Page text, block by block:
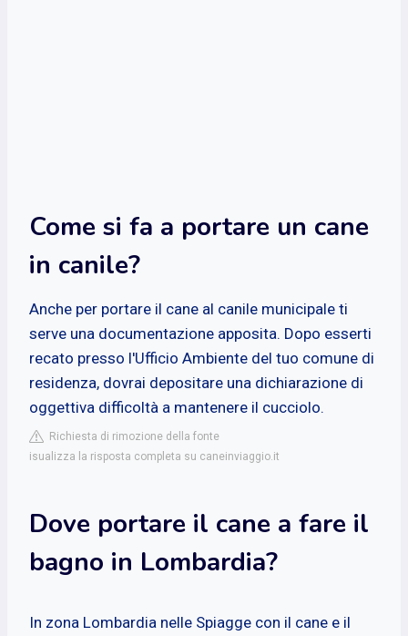
Come si fa a portare un cane
in canile?
Anche per portare il cane al canile municipale ti
serve una documentazione apposita. Dopo esserti
recato presso l'Ufficio Ambiente del tuo comune di
residenza, dovrai depositare una dichiarazione di
oggettiva difficoltà a mantenere il cucciolo.
Richiesta di rimozione della fonte
isualizza la risposta completa su caneinviaggio.it
Dove portare il cane a fare il
bagno in Lombardia?
In zona Lombardia nelle Spiagge con il cane e il